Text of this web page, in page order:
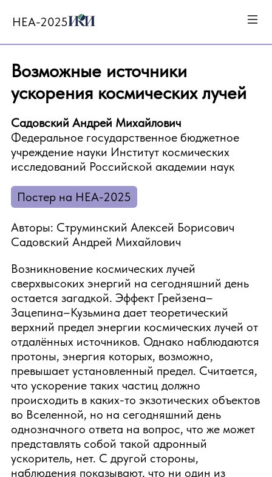
HEA-2025
Возможные источники
ускорения космических лучей
Садовский Андрей Михайлович
Федеральное государственное бюджетное
учреждение науки Институт космических
исследований Российской академии наук
Постер на HEA-2025
Авторы: Струминский Алексей Борисович
Садовский Андрей Михайлович
Возникновение космических лучей
сверхвысоких энергий на сегодняшний день
остается загадкой. Эффект Грейзена–
Зацепина–Кузьмина дает теоретический
верхний предел энергии космических лучей от
отдалённых источников. Однако наблюдаются
протоны, энергия которых, возможно,
превышает установленный предел. Считается,
что ускорение таких частиц должно
происходить в каких-то экзотических объектов
во Вселенной, но на сегодняшний день
однозначного ответа на вопрос, что же может
представлять собой такой адронный
ускоритель, нет. С другой стороны,
наблюдения показывают, что ни один из